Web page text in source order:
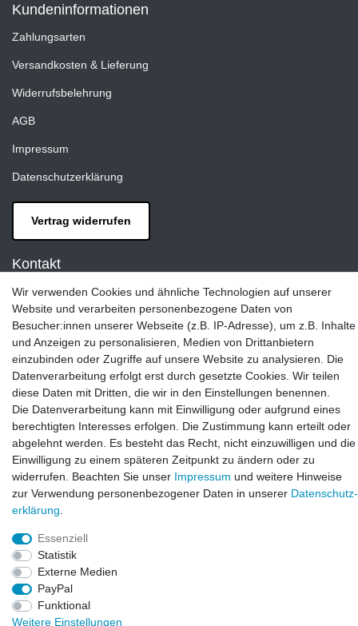
Kundeninformationen
Zahlungsarten
Versandkosten & Lieferung
Widerrufsbelehrung
AGB
Impressum
Datenschutzerklärung
Vertrag widerrufen
Kontakt
LAXARA:
Zeppelinstraße 4, 89604 Allmendingen, Deutschland
E-mail:
info@laxara.de
E-mail:
info@bluewater-armaturen.de
Öffnungszeiten:
Mo - Fr 10:00 - 12:00 Uhr
Mo - Fr 13:00 - 15:00 Uhr
© Copyright 2026. LAXARA
Wir verwenden Cookies und ähnliche Technologien auf unserer
Website und verarbeiten personenbezogene Daten von
Besucher:innen unserer Webseite (z.B. IP-Adresse), um z.B. Inhalte
und Anzeigen zu personalisieren, Medien von Drittanbietern
einzubinden oder Zugriffe auf unsere Website zu analysieren. Die
Datenverarbeitung erfolgt erst durch gesetzte Cookies. Wir teilen
diese Daten mit Dritten, die wir in den Einstellungen benennen.
Die Datenverarbeitung kann mit Einwilligung oder aufgrund eines
berechtigten Interesses erfolgen. Die Zustimmung kann erteilt oder
abgelehnt werden. Es besteht das Recht, nicht einzuwilligen und die
Einwilligung zu einem späteren Zeitpunkt zu ändern oder zu
widerrufen. Beachten Sie unser Impressum und weitere Hinweise
zur Verwendung personenbezogener Daten in unserer Daten­schutz­
erklärung
Essenziell
Statistik
Externe Medien
PayPal
Funktional
Weitere Einstellungen